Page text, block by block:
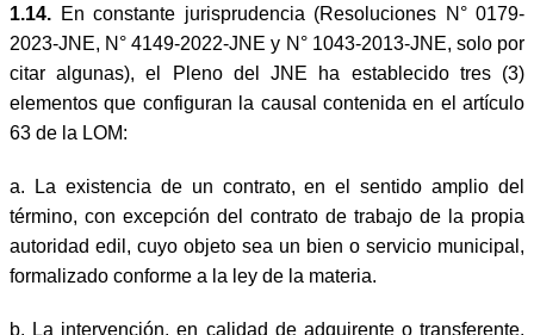
1.14. En constante jurisprudencia (Resoluciones N° 0179-
2023-JNE, N° 4149-2022-JNE y N° 1043-2013-JNE, solo por
citar algunas), el Pleno del JNE ha establecido tres (3)
elementos que configuran la causal contenida en el artículo
63 de la LOM:
a.
La existencia de un contrato, en el sentido amplio del
término, con excepción del contrato de trabajo de la propia
autoridad edil, cuyo objeto sea un bien o servicio municipal,
formalizado conforme a la ley de la materia.
b. La intervención, en calidad de adquirente o transferente,